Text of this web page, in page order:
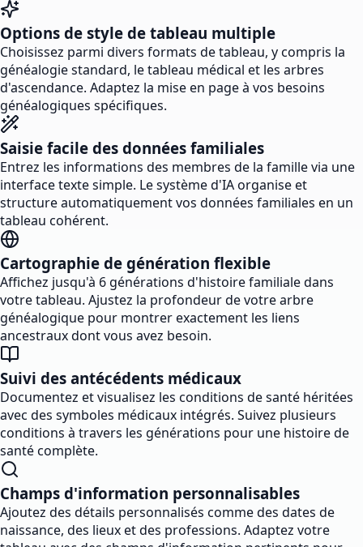
Options de style de tableau multiple
Choisissez parmi divers formats de tableau, y compris la
généalogie standard, le tableau médical et les arbres
d'ascendance. Adaptez la mise en page à vos besoins
généalogiques spécifiques.
Saisie facile des données familiales
Entrez les informations des membres de la famille via une
interface texte simple. Le système d'IA organise et
structure automatiquement vos données familiales en un
tableau cohérent.
Cartographie de génération flexible
Affichez jusqu'à 6 générations d'histoire familiale dans
votre tableau. Ajustez la profondeur de votre arbre
généalogique pour montrer exactement les liens
ancestraux dont vous avez besoin.
Suivi des antécédents médicaux
Documentez et visualisez les conditions de santé héritées
avec des symboles médicaux intégrés. Suivez plusieurs
conditions à travers les générations pour une histoire de
santé complète.
Champs d'information personnalisables
Ajoutez des détails personnalisés comme des dates de
naissance, des lieux et des professions. Adaptez votre